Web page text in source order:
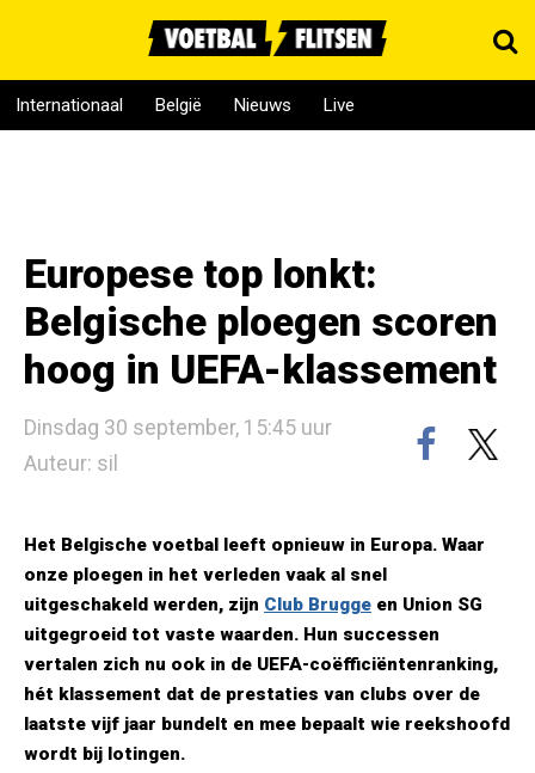
Internationaal België Nieuws Live
Europese top lonkt:
Belgische ploegen scoren
hoog in UEFA-klassement
Dinsdag 30 september, 15:45 uur
Auteur: sil
Het Belgische voetbal leeft opnieuw in Europa. Waar
onze ploegen in het verleden vaak al snel
uitgeschakeld werden, zijn Club Brugge en Union SG
uitgegroeid tot vaste waarden. Hun successen
vertalen zich nu ook in de UEFA-coëfficiëntenranking,
hét klassement dat de prestaties van clubs over de
laatste vijf jaar bundelt en mee bepaalt wie reekshoofd
wordt bij lotingen.